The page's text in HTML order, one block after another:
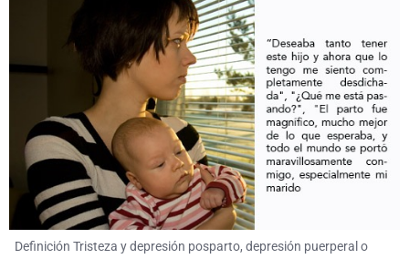
Definición Tristeza y depresión posparto, depresión puerperal o